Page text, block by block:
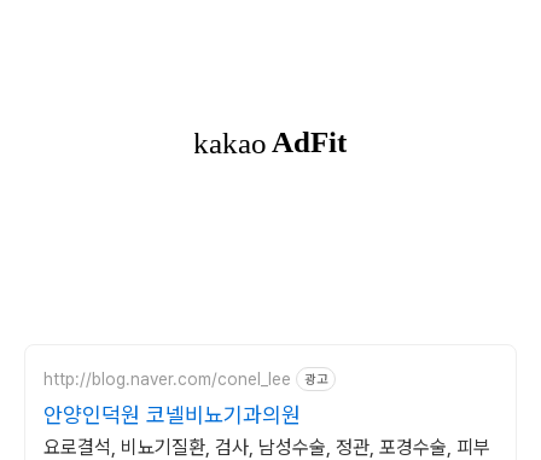
http://blog.naver.com/conel_lee 광고
안양인덕원 코넬비뇨기과의원
요로결석, 비뇨기질환, 검사, 남성수술, 정관, 포경수술, 피부